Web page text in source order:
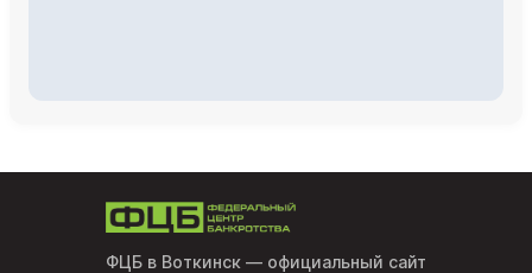
ФЦБ в Воткинск — официальный сайт